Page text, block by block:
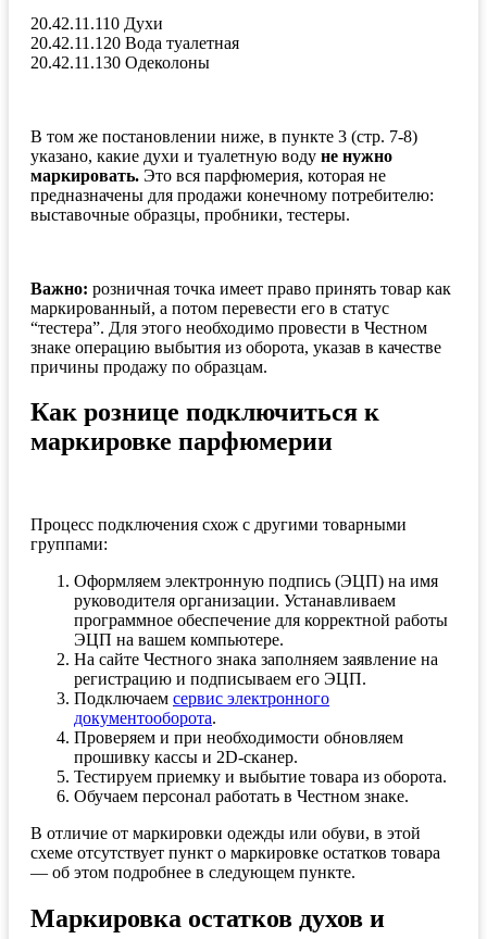
20.42.11.110 Духи
20.42.11.120 Вода туалетная
20.42.11.130 Одеколоны
В том же постановлении ниже, в пункте 3 (стр. 7-8)
указано, какие духи и туалетную воду не нужно
маркировать. Это вся парфюмерия, которая не
предназначены для продажи конечному потребителю:
выставочные образцы, пробники, тестеры.
Важно: розничная точка имеет право принять товар как
маркированный, а потом перевести его в статус
“тестера”. Для этого необходимо провести в Честном
знаке операцию выбытия из оборота, указав в качестве
причины продажу по образцам.
Как рознице подключиться к
маркировке парфюмерии
Процесс подключения схож с другими товарными
группами:
Оформляем электронную подпись (ЭЦП) на имя
руководителя организации. Устанавливаем
программное обеспечение для корректной работы
ЭЦП на вашем компьютере.
На сайте Честного знака заполняем заявление на
регистрацию и подписываем его ЭЦП.
Подключаем сервис электронного
документооборота.
Проверяем и при необходимости обновляем
прошивку кассы и 2D-сканер.
Тестируем приемку и выбытие товара из оборота.
Обучаем персонал работать в Честном знаке.
В отличие от маркировки одежды или обуви, в этой
схеме отсутствует пункт о маркировке остатков товара
— об этом подробнее в следующем пункте.
Маркировка остатков духов и